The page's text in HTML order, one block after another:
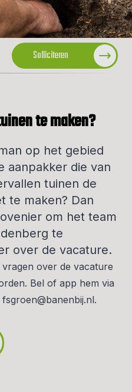
Solliciteren
te maken?
op het gebied
aanpakker die van
tuinen de
te maken? Dan
om het team
te
over de vacature.
over de vacature
Bel of app hem via
fsgroen@banenbij.nl.